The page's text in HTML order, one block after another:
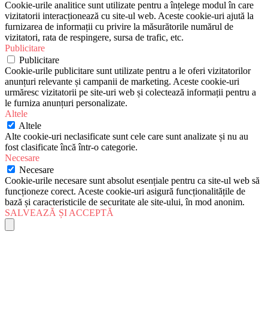
Cookie-urile analitice sunt utilizate pentru a înțelege modul în care
vizitatorii interacționează cu site-ul web. Aceste cookie-uri ajută la
furnizarea de informații cu privire la măsurătorile numărul de
vizitatori, rata de respingere, sursa de trafic, etc.
Publicitare
Publicitare
Cookie-urile publicitare sunt utilizate pentru a le oferi vizitatorilor
anunțuri relevante și campanii de marketing. Aceste cookie-uri
urmăresc vizitatorii pe site-uri web și colectează informații pentru a
le furniza anunțuri personalizate.
Altele
Altele
Alte cookie-uri neclasificate sunt cele care sunt analizate și nu au
fost clasificate încă într-o categorie.
Necesare
Necesare
Cookie-urile necesare sunt absolut esențiale pentru ca site-ul web să
funcționeze corect. Aceste cookie-uri asigură funcționalitățile de
bază și caracteristicile de securitate ale site-ului, în mod anonim.
SALVEAZĂ ȘI ACCEPTĂ